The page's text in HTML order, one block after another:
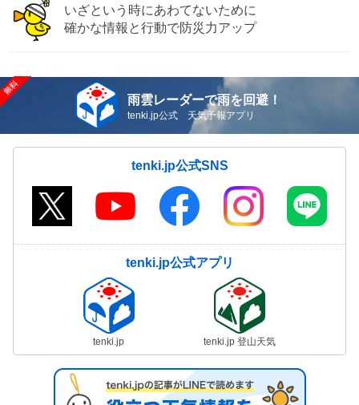
いざという時にあわてないために
確かな情報と行動で防災力アップ
雨雲レーダーで雨を回避！
tenki.jp公式 天気予報アプリ
tenki.jp公式SNS
tenki.jp公式アプリ
tenki.jp tenki.jp 登山天気